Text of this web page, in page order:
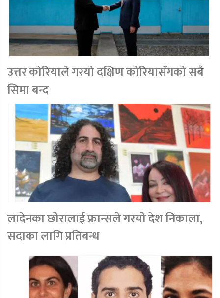
उत्तर कोरियाले गरयो दक्षिण कोरियासँगको सबै
सिमा बन्द
लादेनका छोरालाई फ्रान्सले गरयो देश निकाला,
सदाका लागि प्रतिबन्ध